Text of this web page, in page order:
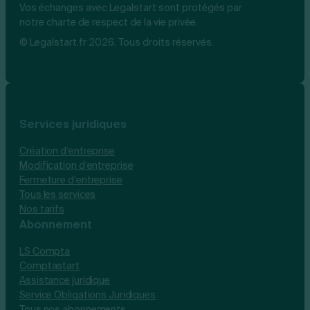
Vos échanges avec Legalstart sont protégés par
notre charte de respect de la vie privée.
© Legalstart.fr 2026. Tous droits réservés.
Services juridiques
Création d’entreprise
Modification d’entreprise
Fermeture d’entreprise
Tous les services
Nos tarifs
Abonnement
LS Compta
Comptastart
Assistance juridique
Service Obligations Juridiques